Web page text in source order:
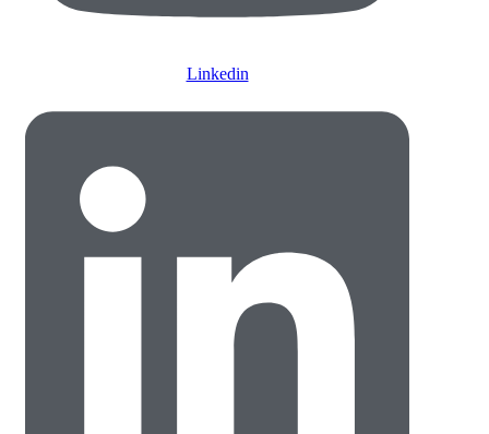
Linkedin